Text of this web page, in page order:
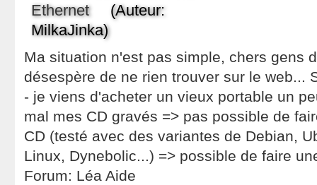
Ethernet(Auteur:
MilkaJinka)
Ma situation n'est pas simple, chers gens
désespère de ne rien trouver sur le web...
- je viens d'acheter un vieux portable un
mal mes CD gravés => pas possible de
CD (testé avec des variantes de Debian,
Linux, Dynebolic...) => possible de faire
Forum: Léa Aide